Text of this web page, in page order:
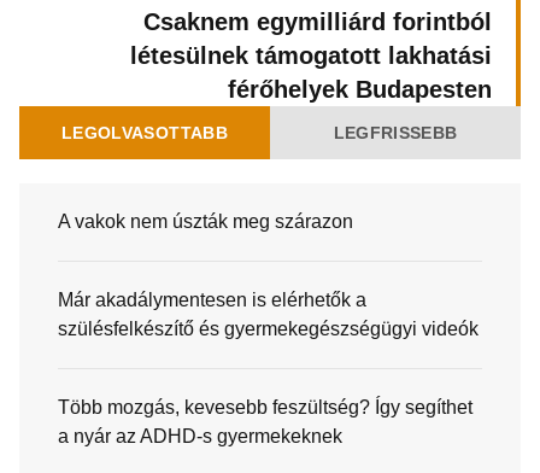
Csaknem egymilliárd forintból
létesülnek támogatott lakhatási
férőhelyek Budapesten
LEGOLVASOTTABB LEGFRISSEBB
A vakok nem úszták meg szárazon
Már akadálymentesen is elérhetők a
szülésfelkészítő és gyermekegészségügyi videók
Több mozgás, kevesebb feszültség? Így segíthet
a nyár az ADHD-s gyermekeknek